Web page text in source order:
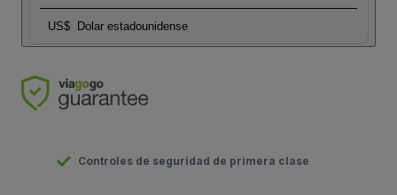
US$ Dolar estadounidense
Controles de seguridad de primera clase